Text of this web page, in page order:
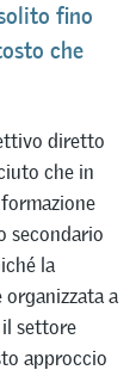
fino
che
diretto
che in
secondario
la
a
settore
approccio